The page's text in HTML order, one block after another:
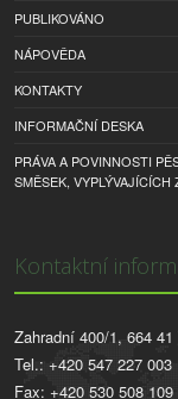
PUBLIKOVÁNO
NÁPOVĚDA
KONTAKTY
INFORMAČNÍ DESKA
PRÁVA A POVINNOSTI
SMĚSEK, VYPLÝVAJÍCÍCH
Kontaktní
Zahradní 400/1, 664 41
Tel.: +420 547 227 003
Fax: +420 530 508 109